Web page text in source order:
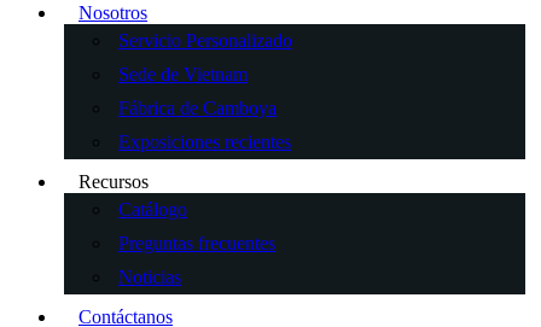
Nosotros
Servicio Personalizado
Sede de Vietnam
Fábrica de Camboya
Exposiciones recientes
Recursos
Catálogo
Preguntas frecuentes
Noticias
Contáctanos